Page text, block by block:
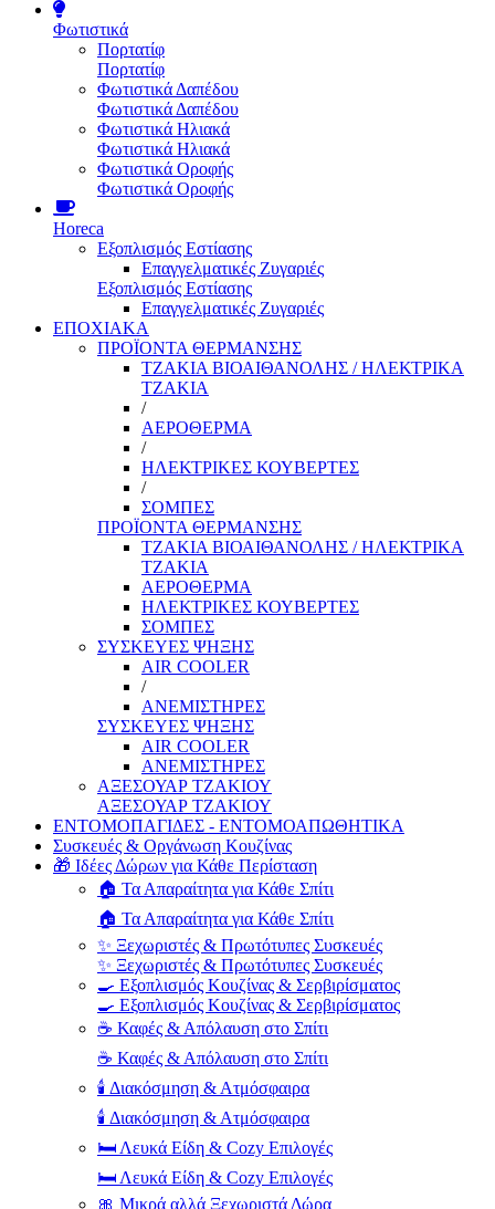
Φωτιστικά
Πορτατίφ
Πορτατίφ
Φωτιστικά Δαπέδου
Φωτιστικά Δαπέδου
Φωτιστικά Ηλιακά
Φωτιστικά Ηλιακά
Φωτιστικά Οροφής
Φωτιστικά Οροφής
Horeca
Εξοπλισμός Εστίασης
Επαγγελματικές Ζυγαριές
Εξοπλισμός Εστίασης
Επαγγελματικές Ζυγαριές
ΕΠΟΧΙΑΚΑ
ΠΡΟΪΟΝΤΑ ΘΕΡΜΑΝΣΗΣ
ΤΖΑΚΙΑ ΒΙΟΑΙΘΑΝΟΛΗΣ / ΗΛΕΚΤΡΙΚΑ
ΤΖΑΚΙΑ
/
ΑΕΡΟΘΕΡΜΑ
/
ΗΛΕΚΤΡΙΚΕΣ ΚΟΥΒΕΡΤΕΣ
/
ΣΟΜΠΕΣ
ΠΡΟΪΟΝΤΑ ΘΕΡΜΑΝΣΗΣ
ΤΖΑΚΙΑ ΒΙΟΑΙΘΑΝΟΛΗΣ / ΗΛΕΚΤΡΙΚΑ
ΤΖΑΚΙΑ
ΑΕΡΟΘΕΡΜΑ
ΗΛΕΚΤΡΙΚΕΣ ΚΟΥΒΕΡΤΕΣ
ΣΟΜΠΕΣ
ΣΥΣΚΕΥΕΣ ΨΗΞΗΣ
AIR COOLER
/
ΑΝΕΜΙΣΤΗΡΕΣ
ΣΥΣΚΕΥΕΣ ΨΗΞΗΣ
AIR COOLER
ΑΝΕΜΙΣΤΗΡΕΣ
ΑΞΕΣΟΥΑΡ ΤΖΑΚΙΟΥ
ΑΞΕΣΟΥΑΡ ΤΖΑΚΙΟΥ
ΕΝΤΟΜΟΠΑΓΙΔΕΣ - ΕΝΤΟΜΟΑΠΩΘΗΤΙΚΑ
Συσκευές & Οργάνωση Κουζίνας
🎁 Ιδέες Δώρων για Κάθε Περίσταση
🏠 Τα Απαραίτητα για Κάθε Σπίτι
🏠 Τα Απαραίτητα για Κάθε Σπίτι
✨ Ξεχωριστές & Πρωτότυπες Συσκευές
✨ Ξεχωριστές & Πρωτότυπες Συσκευές
🍳 Εξοπλισμός Κουζίνας & Σερβιρίσματος
🍳 Εξοπλισμός Κουζίνας & Σερβιρίσματος
☕ Καφές & Απόλαυση στο Σπίτι
☕ Καφές & Απόλαυση στο Σπίτι
🕯️ Διακόσμηση & Ατμόσφαιρα
🕯️ Διακόσμηση & Ατμόσφαιρα
🛏️ Λευκά Είδη & Cozy Επιλογές
🛏️ Λευκά Είδη & Cozy Επιλογές
🎀 Μικρά αλλά Ξεχωριστά Δώρα